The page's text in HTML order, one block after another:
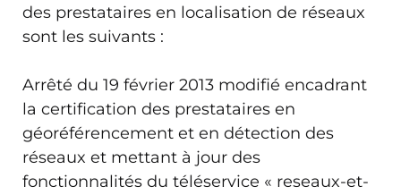
des prestataires en localisation de réseaux
sont les suivants :
Arrêté du 19 février 2013 modifié encadrant
la certification des prestataires en
géoréférencement et en détection des
réseaux et mettant à jour des
fonctionnalités du téléservice « reseaux-et-